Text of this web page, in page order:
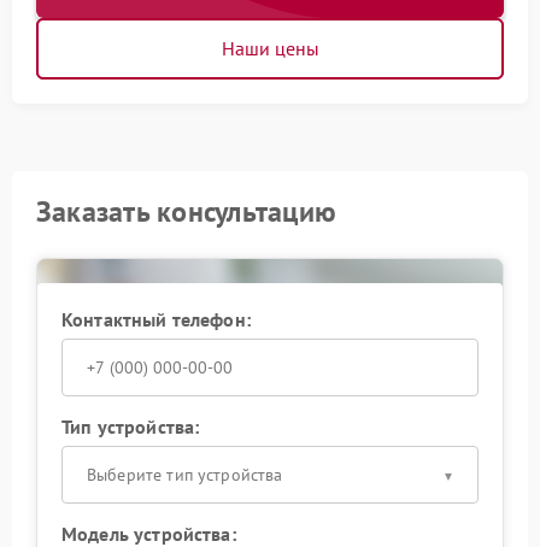
Наши цены
Заказать консультацию
Контактный телефон:
Тип устройства:
Выберите тип устройства
Модель устройства: